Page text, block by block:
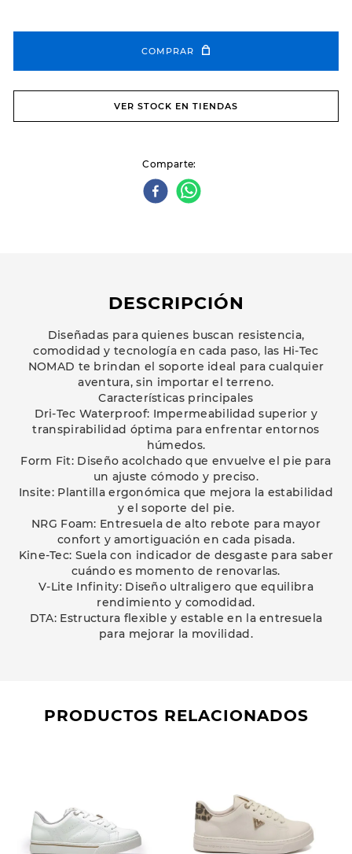
COMPRAR
VER STOCK EN TIENDAS
Comparte
DESCRIPCIÓN
Diseñadas para quienes buscan resistencia,
comodidad y tecnología en cada paso, las Hi-Tec
NOMAD te brindan el soporte ideal para cualquier
aventura, sin importar el terreno.
Características principales
Dri-Tec Waterproof: Impermeabilidad superior y
transpirabilidad óptima para enfrentar entornos
húmedos.
Form Fit: Diseño acolchado que envuelve el pie para
un ajuste cómodo y preciso.
Insite: Plantilla ergonómica que mejora la estabilidad
y el soporte del pie.
NRG Foam: Entresuela de alto rebote para mayor
confort y amortiguación en cada pisada.
Kine-Tec: Suela con indicador de desgaste para saber
cuándo es momento de renovarlas.
V-Lite Infinity: Diseño ultraligero que equilibra
rendimiento y comodidad.
DTA: Estructura flexible y estable en la entresuela
para mejorar la movilidad.
PRODUCTOS RELACIONADOS